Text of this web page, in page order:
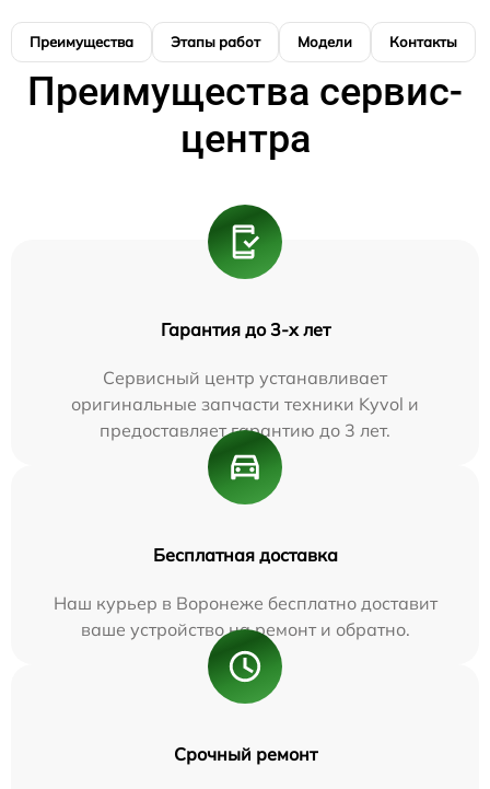
Преимущества Этапы работ Модели Контакты
Преимущества сервис-
центра
Гарантия до 3-х лет
Сервисный центр устанавливает
оригинальные запчасти техники Kyvol и
предоставляет гарантию до 3 лет.
Бесплатная доставка
Наш курьер в Воронеже бесплатно доставит
ваше устройство на ремонт и обратно.
Срочный ремонт